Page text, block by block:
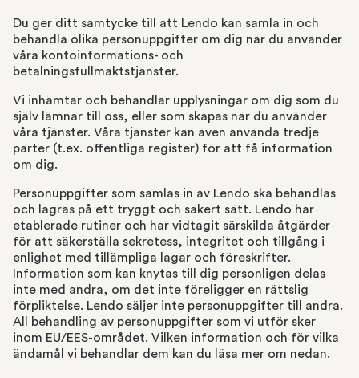
Du ger ditt samtycke till att Lendo kan samla in och
behandla olika personuppgifter om dig när du använder
våra kontoinformations- och
betalningsfullmaktstjänster.
Vi inhämtar och behandlar upplysningar om dig som du
själv lämnar till oss, eller som skapas när du använder
våra tjänster. Våra tjänster kan även använda tredje
parter (t.ex. offentliga register) för att få information
om dig.
Personuppgifter som samlas in av Lendo ska behandlas
och lagras på ett tryggt och säkert sätt. Lendo har
etablerade rutiner och har vidtagit särskilda åtgärder
för att säkerställa sekretess, integritet och tillgång i
enlighet med tillämpliga lagar och föreskrifter.
Information som kan knytas till dig personligen delas
inte med andra, om det inte föreligger en rättslig
förpliktelse. Lendo säljer inte personuppgifter till andra.
All behandling av personuppgifter som vi utför sker
inom EU/EES-området. Vilken information och för vilka
ändamål vi behandlar dem kan du läsa mer om nedan.